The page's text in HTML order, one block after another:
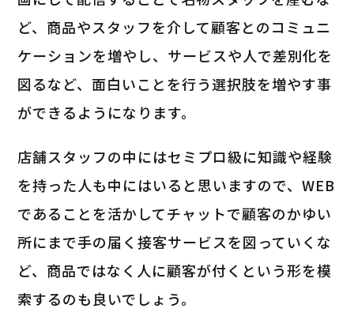
ど、商品やスタッフを介して顧客とのコミュニ
ケーションを増やし、サービスや人で差別化を
図るなど、面白いことを行う選択肢を増やす事
ができるようになります。
店舗スタッフの中にはセミプロ級に知識や経験
を持った人も中にはいると思いますので、WEB
であることを活かしてチャットで顧客のかゆい
所にまで手の届く接客サービスを図っていくな
ど、商品ではなく人に顧客が付くという形を模
索するのも良いでしょう。